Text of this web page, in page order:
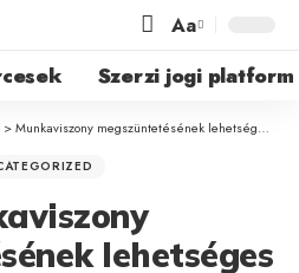
Aa
Szerzi jogi platform
>Munkaviszony megszüntetésének lehetséges esetei
lehetséges